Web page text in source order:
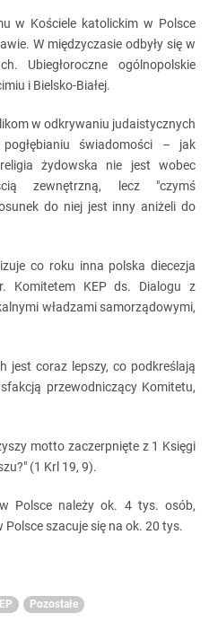
w Kościele katolickim w Polsce
W międzyczasie odbyły się w
Ubiegłoroczne ogólnopolskie
i Bielsko-Białej.
w odkrywaniu judaistycznych
świadomości – jak
żydowska nie jest wobec
zewnętrzną, lecz "czymś
do niej jest inny aniżeli do
co roku inna polska diecezja
Komitetem KEP ds. Dialogu z
władzami samorządowymi,
jest coraz lepszy, co podkreślają
przewodniczący Komitetu,
motto zaczerpnięte z 1 Księgi
(1 Krl 19, 9).
Polsce należy ok. 4 tys. osób,
szacuje się na ok. 20 tys.
Pozostałe